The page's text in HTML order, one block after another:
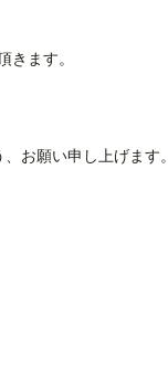
きます。
お願い申し上げます。